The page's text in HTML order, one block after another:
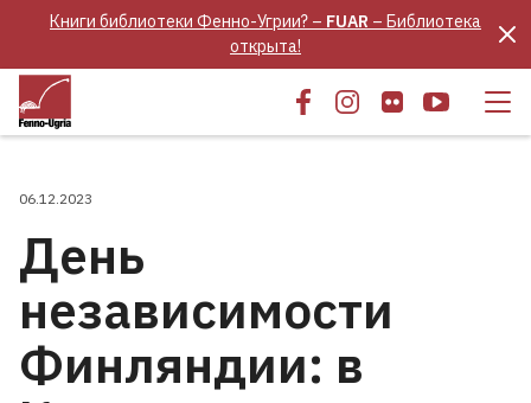
Книги библиотеки Фенно-Угрии? – FUAR – Библиотека
открыта!
06.12.2023
День
независимости
Финляндии: в